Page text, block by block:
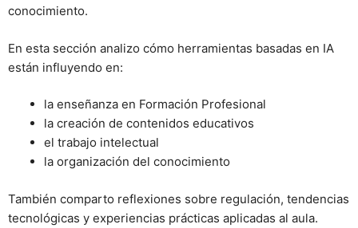
conocimiento.
En esta sección analizo cómo herramientas basadas en IA
están influyendo en:
la enseñanza en Formación Profesional
la creación de contenidos educativos
el trabajo intelectual
la organización del conocimiento
También comparto reflexiones sobre regulación, tendencias
tecnológicas y experiencias prácticas aplicadas al aula.